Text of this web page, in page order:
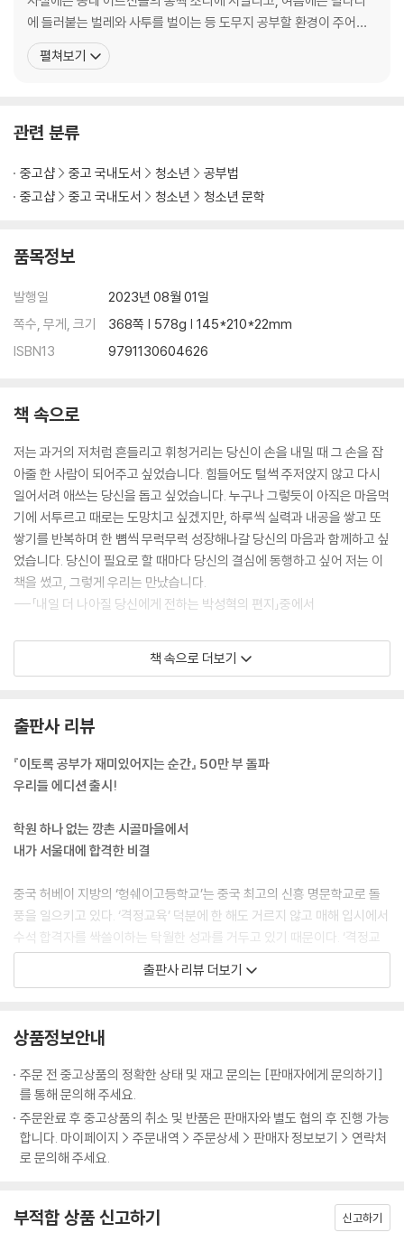
확실한 사실은 ‘오늘 바로 읽힐수록 아이의 인생이 한 걸음 더 빨리 달라진
다는 것’이다.
_공부는 내 마음을 한 뼘씩 성장시킨다
_꿈, 목표, 그리고 욕망은 각각 다르다
Beyond Story ‘뿌리의 시절’을 기꺼이 받아들이는 사람
_내 결심이 ‘작심3일’이었던 이유
_너 진짜 이러고 있을 때가 아니다
_나 자신을 속이지 않는 사람
04 공부는 나를 영혼이 강한 사람으로 단련시킨다
_모든 과목에는 다 배울 만한 이유가 있다
_나는 강하고 단단한 사람이다
_마음을 다지기 좋은 날
05 고생 좀 하기로 마음먹는 순간, 모든 것이 달라진다
_잘하기 전까지는 좀처럼 재미가 없는 법이다
_넘기 힘든 산과 넘지 못할 산은 다르다
_참 좋은 순간을 누려라
Beyond Story 망매지갈(望梅止渴) 이야기
PART 3
마음을 키우는 순간, 공부는 재미있어진다
_라이벌은 공부할 마음을 빨아먹는 뱀파이어다
_60초 안에 불행해지는 방법
Beyond Story 내가 노량진 수산시장에서 배운 것
07 마법 같은 집중을 만드는 키워드 ‘지금, 여기’
_온전한 마음으로 공부하는 법
_두 번째 화살은 맞지 마라
Beyond Story 점괘의 비결
08 공부할 마음 있는 놈들의 7가지 습관
_습관1. 수직으로 꼿꼿하게 앉는다
_습관2. 한 번에 한 가지 일에만 몰입한다
_습관5. 좀처럼 감기에 걸리지 않는다
_습관7. 정신상태를 정리정돈으로 증명한다
Beyond Story 흔들리지 않는 인생을 사는 법
09 오늘 하루는 내 인생을 만드는 재료다
_크로노스인가, 카이로스인가
_결정적 순간, 나에게 힘을 주는 루틴
에 들러붙는 벌레와 사투를 벌이는 등 도무지 공부할 환경이 주어지
지 않았다. 설상가상으로 중학교 시절을 온갖 ‘잉여짓’으로 날려버린
탓에 초등학생용 문제집을 사서 푸는 굴욕을 맛보았고, 그 덕에 눈물
펼쳐보기
관련 분류
중고샵 중고 국내도서 청소년
공부법
중고샵
중고 국내도서 청소년 청소년 문학
품목정보
발행일
2023년 08월 01일
쪽수, 무게, 크기
368쪽 | 578g | 145*210*22mm
ISBN13
9791130604626
책 속으로
저는 과거의 저처럼 흔들리고 휘청거리는 당신이 손을 내밀 때 그 손을 잡
아줄 한 사람이 되어주고 싶었습니다. 힘들어도 털썩 주저앉지 않고 다시
일어서려 애쓰는 당신을 돕고 싶었습니다. 누구나 그렇듯이 아직은 마음먹
기에 서투르고 때로는 도망치고 싶겠지만, 하루씩 실력과 내공을 쌓고 또
쌓기를 반복하며 한 뼘씩 무럭무럭 성장해나갈 당신의 마음과 함께하고 싶
었습니다. 당신이 필요로 할 때마다 당신의 결심에 동행하고 싶어 저는 이
책을 썼고, 그렇게 우리는 만났습니다.
---「내일 더 나아질 당신에게 전하는 박성혁의 편지」중에서
공부……. 하라고는 하는데 저에게는 그저 뜬구름 잡는 소리 같고, 멀게만
느껴지더라고요. 도대체 왜 해야 하는지, 무슨 의미가 있는지도 잘 모르겠
사람마냥 왠지 모를 불안감이 떨쳐지지 않았어요. 내 할 일로부터 도망쳐
숨어 다니는 사람만의 주눅이라고나 할까요. 스스로에게 떳떳하지 못하니
어깨 활짝 펴지 못하고 움츠러들어 있었던 거죠. 멍하니 살았습니다. 무덤
일이든 대강대강, 얼렁뚱땅. 마치 내일이 없는 하루살이처럼 무턱대고 아
무렇게나. 활기차게 인생을 준비해야 할 ‘봄 같은 시기’에 제 인생은 녹슬어
---「열다섯 살, 나는 딱 유치원생 수준이었다」중에서
공부의 재미는 ‘참을성’에서 판가름 나게 되어 있습니다. 내가 잘하게 될 때
까지는 꼼짝없이 지루할 수밖에 없거든요. 하다못해 게임 하나를 시작해도
처음부터 잘하는 사람은 없잖아요. 룰도 제대로 모르고 스킬도 쓸 줄 모르
니 좀처럼 재미를 느낄 수 없는 단계죠. 그래도 꾹 참고 무작정 로그인해 지
떻게 하는 건지도 쳐다보고 하다 보면 나도 모르게 점점 잘하게 돼요. 그러
푹 빠져서 헤어나올 수 없을 만큼.
---「잘하기 전까지는 좀처럼 재미가 없는 법이다」중에서
제가 공부하면서 경험해본 가장 빛나는 순간은 서울대 법대 합격자 발표
때가 아니었습니다. 가장 빛나는 순간은, 공부 잘된 날 하루를 마치고 뿌듯
돌아가던 순간이었습니다. 흥분을 가라앉히고 잠에 들려고 이부자리에서
몸을 뒤척이던 순간이었습니다. 물론 저도 늘 그러지는 못했습니다. 다 합
책 속으로 더보기
출판사 리뷰
『이토록 공부가 재미있어지는 순간』 50만 부 돌파
우리들 에디션 출시!
학원 하나 없는 깡촌 시골마을에서
내가 서울대에 합격한 비결
중국 허베이 지방의 ‘헝쉐이고등학교’는 중국 최고의 신흥 명문학교로 돌
풍을 일으키고 있다. ‘격정교육’ 덕분에 한 해도 거르지 않고 매해 입시에서
수석 합격자를 싹쓸이하는 탁월한 성과를 거두고 있기 때문이다. ‘격정교
육’의 핵심은 바로 ‘뼛속까지 마음을 다지고, 키우고, 붙잡아두는 일’에 집
중하는 것. 공부하는 일에는 ‘마음’이 가장 우선이고 중요하다는 진실에 대
‘공부하려고 앉았는데, 딴 생각이 나서 집중하기 어려워요.’
‘이번 중간고사를 망쳐 마음이 싱숭생숭하고 공부할 힘도 쭉 빠져요.’
‘도통 공부를 왜 해야 하는지 모르겠고, 공부하고 싶은 마음도 전혀 없어
요.’
생각해보면 우리가 공부에 ‘올인’하지 못하는 이유는 ‘조건’도, ‘머리’도, ‘학
‘마음가짐’을 단련시키는 책은 찾아보기 힘들다. 이 책의 저자는 내 마음 다
출판사 리뷰 더보기
상품정보안내
주문 전 중고상품의 정확한 상태 및 재고 문의는 [판매자에게 문의하기]
를 통해 문의해 주세요.
주문완료 후 중고상품의 취소 및 반품은 판매자와 별도 협의 후 진행 가능
합니다. 마이페이지 > 주문내역 > 주문상세 > 판매자 정보보기 > 연락처
로 문의해 주세요.
부적합 상품 신고하기 신고하기